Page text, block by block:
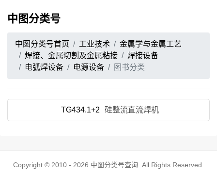
中图分类号
中图分类号首页 工业技术
金属学与金属工艺
焊接、金属切割及金属粘接
焊接设备
电弧焊设备
电源设备 图书分类
TG434.1+2 硅整流直流焊机
Copyright © 2010 - 2026 中图分类号查询 . All Rights Reserved.